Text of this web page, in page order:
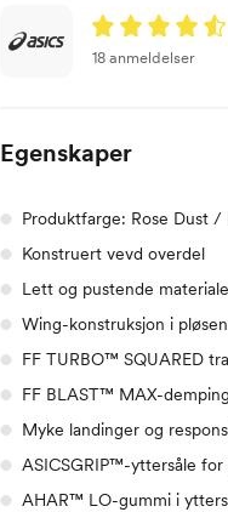
18 anmeldelser
Egenskaper
Produktfarge: Rose Dust /
Konstruert vevd overdel
Lett og pustende materiale
Wing-konstruksjon i
FF TURBO™ SQUARED
FF BLAST™ MAX-demping
Myke landinger og
ASICSGRIP™-yttersåle
AHAR™ LO-gummi i